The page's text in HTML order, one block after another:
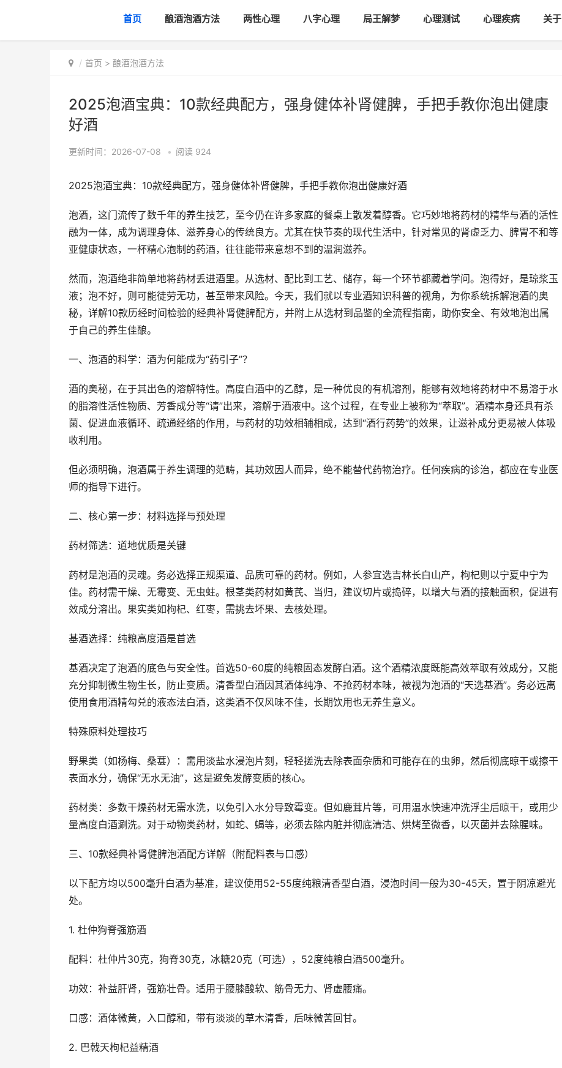
首页 酿酒泡酒方法 两性心理 八字心理 局王解梦 心理测试 心理疾病 关于
首页 > 酿酒泡酒方法
2025泡酒宝典：10款经典配方，强身健体补肾健脾，手把手教你泡出健康
好酒
更新时间：2026-07-08 • 阅读 924
2025泡酒宝典：10款经典配方，强身健体补肾健脾，手把手教你泡出健康好酒
泡酒，这门流传了数千年的养生技艺，至今仍在许多家庭的餐桌上散发着醇香。它巧妙地将药材的精华与酒的活性
融为一体，成为调理身体、滋养身心的传统良方。尤其在快节奏的现代生活中，针对常见的肾虚乏力、脾胃不和等
亚健康状态，一杯精心泡制的药酒，往往能带来意想不到的温润滋养。
然而，泡酒绝非简单地将药材丢进酒里。从选材、配比到工艺、储存，每一个环节都藏着学问。泡得好，是琼浆玉
液；泡不好，则可能徒劳无功，甚至带来风险。今天，我们就以专业酒知识科普的视角，为你系统拆解泡酒的奥
秘，详解10款历经时间检验的经典补肾健脾配方，并附上从选材到品鉴的全流程指南，助你安全、有效地泡出属
于自己的养生佳酿。
一、泡酒的科学：酒为何能成为“药引子”？
酒的奥秘，在于其出色的溶解特性。高度白酒中的乙醇，是一种优良的有机溶剂，能够有效地将药材中不易溶于水
的脂溶性活性物质、芳香成分等“请”出来，溶解于酒液中。这个过程，在专业上被称为“萃取”。酒精本身还具有杀
菌、促进血液循环、疏通经络的作用，与药材的功效相辅相成，达到“酒行药势”的效果，让滋补成分更易被人体吸
收利用。
但必须明确，泡酒属于养生调理的范畴，其功效因人而异，绝不能替代药物治疗。任何疾病的诊治，都应在专业医
师的指导下进行。
二、核心第一步：材料选择与预处理
药材筛选：道地优质是关键
药材是泡酒的灵魂。务必选择正规渠道、品质可靠的药材。例如，人参宜选吉林长白山产，枸杞则以宁夏中宁为
佳。药材需干燥、无霉变、无虫蛀。根茎类药材如黄芪、当归，建议切片或捣碎，以增大与酒的接触面积，促进有
效成分溶出。果实类如枸杞、红枣，需挑去坏果、去核处理。
基酒选择：纯粮高度酒是首选
基酒决定了泡酒的底色与安全性。首选50-60度的纯粮固态发酵白酒。这个酒精浓度既能高效萃取有效成分，又能
充分抑制微生物生长，防止变质。清香型白酒因其酒体纯净、不抢药材本味，被视为泡酒的“天选基酒”。务必远离
使用食用酒精勾兑的液态法白酒，这类酒不仅风味不佳，长期饮用也无养生意义。
特殊原料处理技巧
野果类（如杨梅、桑葚）：需用淡盐水浸泡片刻，轻轻搓洗去除表面杂质和可能存在的虫卵，然后彻底晾干或擦干
表面水分，确保“无水无油”，这是避免发酵变质的核心。
药材类：多数干燥药材无需水洗，以免引入水分导致霉变。但如鹿茸片等，可用温水快速冲洗浮尘后晾干，或用少
量高度白酒涮洗。对于动物类药材，如蛇、蝎等，必须去除内脏并彻底清洁、烘烤至微香，以灭菌并去除腥味。
三、10款经典补肾健脾泡酒配方详解（附配料表与口感）
以下配方均以500毫升白酒为基准，建议使用52-55度纯粮清香型白酒，浸泡时间一般为30-45天，置于阴凉避光
处。
1. 杜仲狗脊强筋酒
配料：杜仲片30克，狗脊30克，冰糖20克（可选），52度纯粮白酒500毫升。
功效：补益肝肾，强筋壮骨。适用于腰膝酸软、筋骨无力、肾虚腰痛。
口感：酒体微黄，入口醇和，带有淡淡的草木清香，后味微苦回甘。
2. 巴戟天枸杞益精酒